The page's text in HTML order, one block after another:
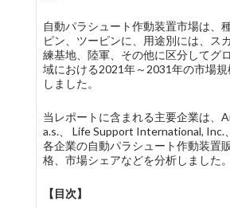
自動パラシュート作動装置市場は、
ピン、ツーピンに、用途別には、ス
練基地、陸軍、その他に区分してグ
域における2021年～2031年の市場
しました。
当レポートに含まれる主要企業は、
a.s.、 Life Support International, Inc.
各企業の自動パラシュート作動装置
格、市場シェアなどを分析しました。
【目次】